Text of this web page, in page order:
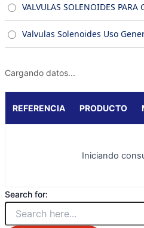
VALVULAS SOLENOIDES PARA
Valvulas Solenoides Uso
Cargando datos...
REFERENCIA PRODUCTO
Iniciando
Search for: